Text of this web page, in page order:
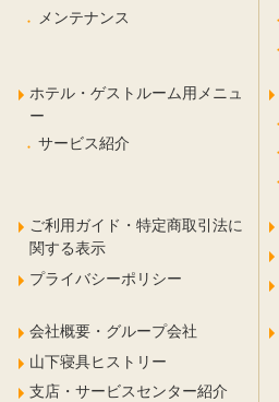
メンテナンス
ホテル・ゲストルーム用メニュ
ー
サービス紹介
ご利用ガイド・特定商取引法に
関する表示
プライバシーポリシー
会社概要・グループ会社
山下寝具ヒストリー
支店・サービスセンター紹介